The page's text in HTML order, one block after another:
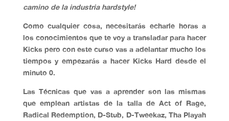
camino de la industria hardstyle!
Como cualquier cosa, necesitarás echarle horas a
los conocimientos que te voy a transladar para hacer
Kicks pero con este curso vas a adelantar mucho los
tiempos y empezarás a hacer Kicks Hard desde el
minuto 0.
Las Técnicas que vas a aprender son las mismas
que emplean artistas de la talla de Act of Rage,
Radical Redemption, D-Stub, D-Tweekaz, Tha Playah